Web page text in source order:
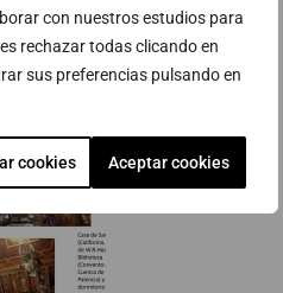
con nuestros estudios para
rechazar todas clicando en
sus preferencias pulsando en
cookies Aceptar cookies